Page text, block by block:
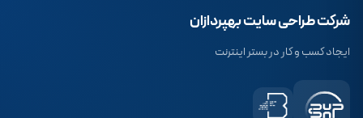
شرکت طراحی سایت بهپردازان
ایجاد کسب و کار در بستر اینترنت